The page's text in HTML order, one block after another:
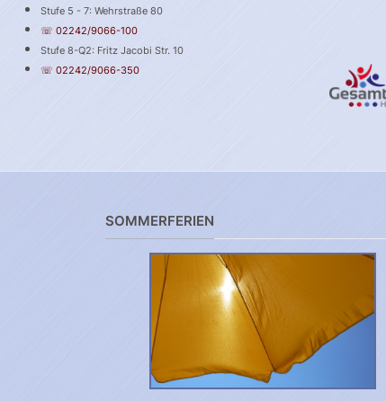
Stufe 5 - 7: Wehrstraße 80
☏ 02242/9066-100
Stufe 8-Q2: Fritz Jacobi Str. 10
☏ 02242/9066-350
SOMMERFERIEN